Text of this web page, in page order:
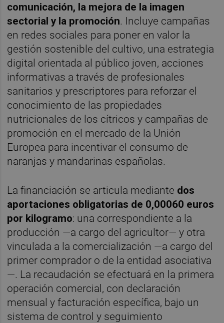
comunicación, la mejora de la imagen
sectorial y la promoción. Incluye campañas
en redes sociales para poner en valor la
gestión sostenible del cultivo, una estrategia
digital orientada al público joven, acciones
informativas a través de profesionales
sanitarios y prescriptores para reforzar el
conocimiento de las propiedades
nutricionales de los cítricos y campañas de
promoción en el mercado de la Unión
Europea para incentivar el consumo de
naranjas y mandarinas españolas.
La financiación se articula mediante dos
aportaciones obligatorias de 0,00060 euros
por kilogramo: una correspondiente a la
producción —a cargo del agricultor— y otra
vinculada a la comercialización —a cargo del
primer comprador o de la entidad asociativa
—. La recaudación se efectuará en la primera
operación comercial, con declaración
mensual y facturación específica, bajo un
sistema de control y seguimiento